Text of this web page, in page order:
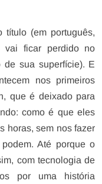
(em português,
vai ficar perdido no
de sua superfície). E
nos primeiros
que é deixado para
como é que eles
horas, sem nos fazer
Até porque o
com tecnologia de
por uma história